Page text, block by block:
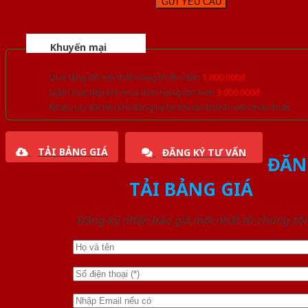
Khuyến mại
Quà tặng đồ nội thất trang trí lên đến 1.000.000đ
Giảm trực tiếp khi mua đơn hàng lớn hơn 3.000.000đ
Nhiều ưu đãi lớn khi đăng ký tài khoản thành viên thân thiết
TẢI BẢNG GIÁ ĐĂNG KÝ TƯ VẤN
TẢI BẢNG GIÁ
Đăng ký nhận báo giá mới nhất từ chúng tôi